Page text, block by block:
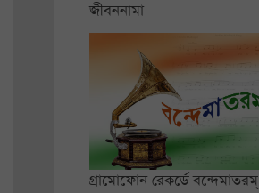
জীবননামা
গ্রামোফোন রেকর্ডে বন্দেমাতরম্